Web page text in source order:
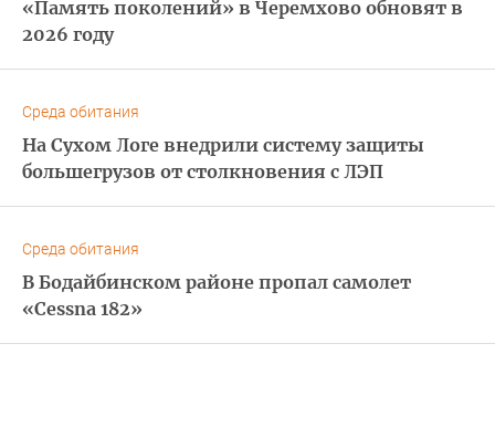
«Память поколений» в Черемхово обновят в
2026 году
Среда обитания
На Сухом Логе внедрили систему защиты
большегрузов от столкновения с ЛЭП
Среда обитания
В Бодайбинском районе пропал самолет
«Cessna 182»